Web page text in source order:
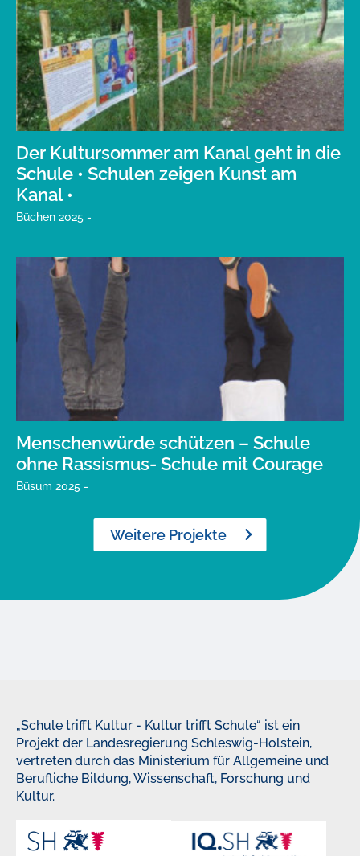
Der Kultursommer am Kanal geht in die
Schule • Schulen zeigen Kunst am
Kanal •
Büchen 2025 -
Menschenwürde schützen – Schule
ohne Rassismus- Schule mit Courage
Büsum 2025 -
Weitere Projekte
„Schule trifft Kultur - Kultur trifft Schule“ ist ein
Projekt der Landesregierung Schleswig-Holstein,
vertreten durch das Ministerium für Allgemeine und
Berufliche Bildung, Wissenschaft, Forschung und
Kultur.